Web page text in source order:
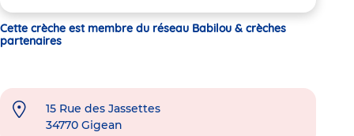
Cette crèche est membre du réseau Babilou & crèches
partenaires
15 Rue des Jassettes
34770 Gigean